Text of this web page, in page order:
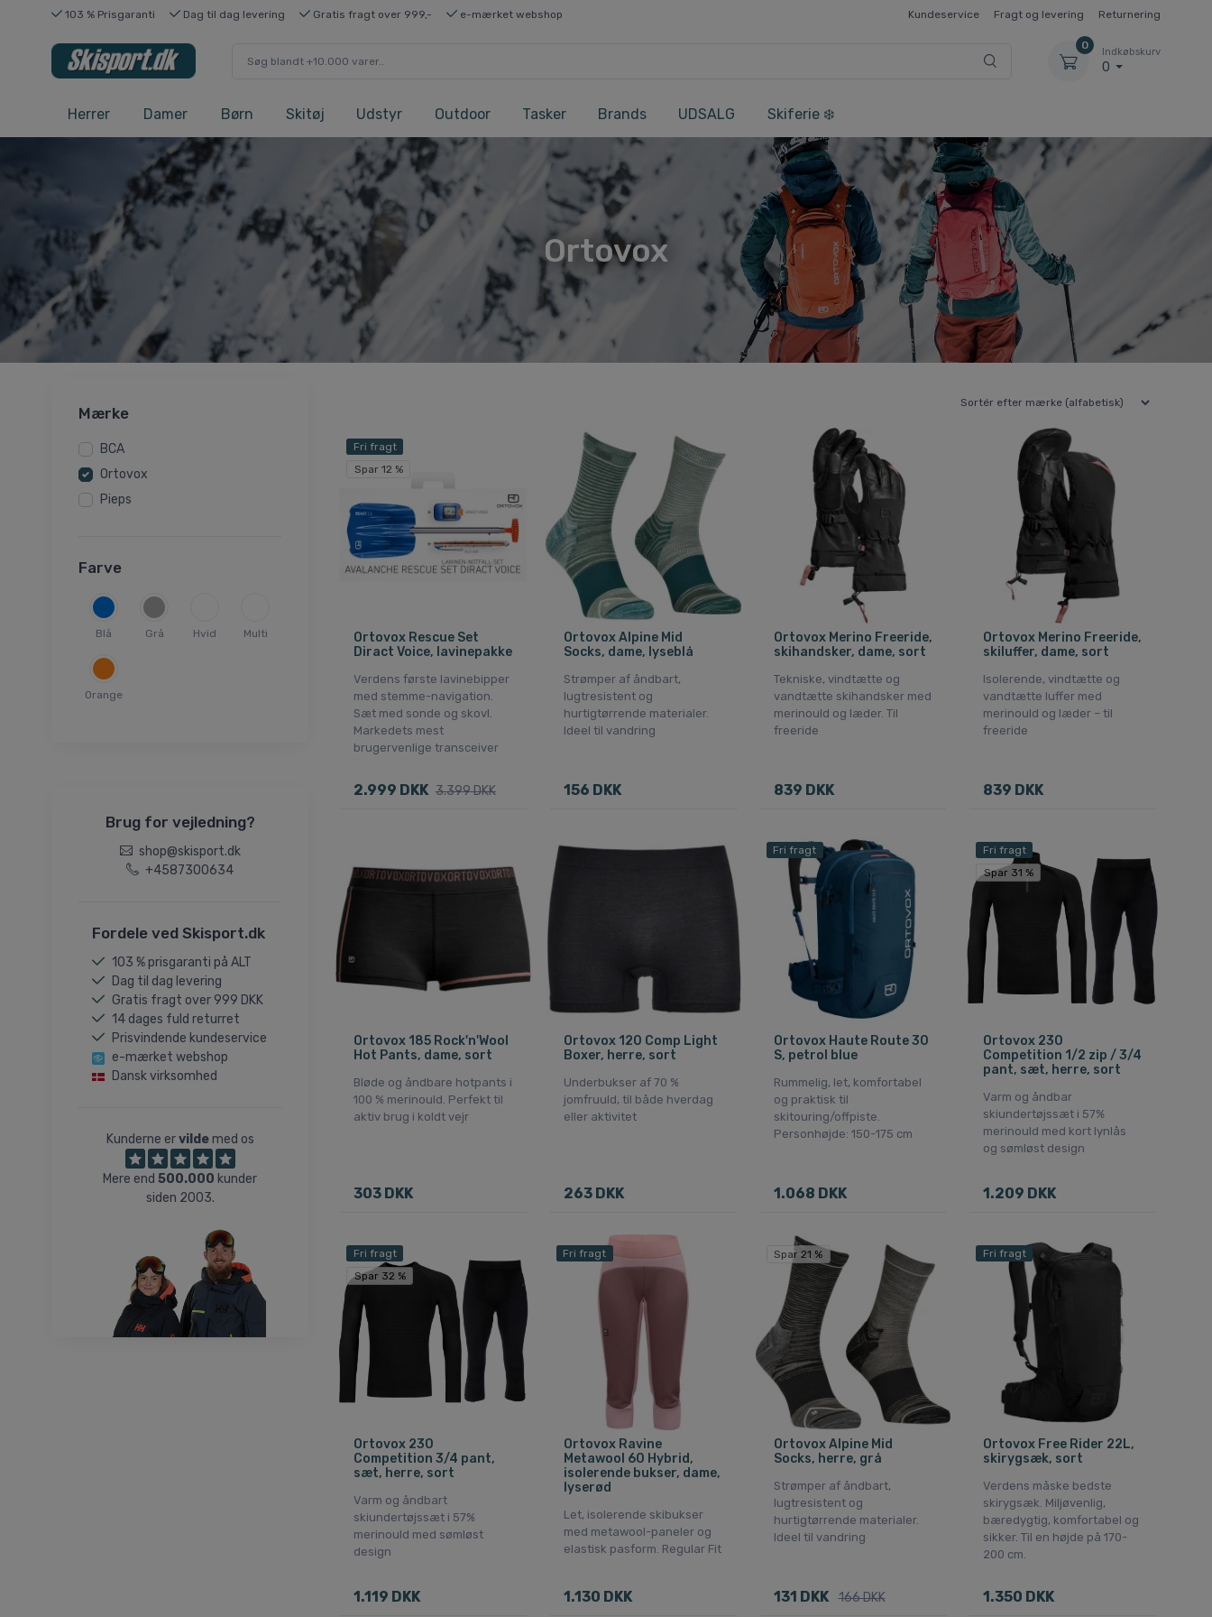
103 % Prisgaranti Dag til dag levering Gratis fragt over 999,- e-mærket webshop Kundeservice Fragt og levering Returnering
0
Indkøbskurv
0
Herrer Damer Børn Skitøj Udstyr Outdoor Tasker Brands UDSALG Skiferie ❄️
Ortovox
Mærke
BCA
Ortovox
Pieps
Farve
Blå Grå Hvid Multi
Orange
Brug for vejledning?
shop@skisport.dk
+4587300634
Fordele ved Skisport.dk
103 % prisgaranti på ALT
Dag til dag levering
Gratis fragt over 999 DKK
14 dages fuld returret
Prisvindende kundeservice
e-mærket webshop
Dansk virksomhed
Kunderne ervildemed os
Mere end 500.000 kunder
siden 2003.
Fri fragt
Spar 12 %
Ortovox Rescue Set
Diract Voice, lavinepakke
Verdens første lavinebipper
med stemme-navigation.
Sæt med sonde og skovl.
Markedets mest
brugervenlige transceiver
2.999 DKK 3.399 DKK
Ortovox Alpine Mid
Socks, dame, lyseblå
Strømper af åndbart,
lugtresistent og
hurtigtørrende materialer.
Ideel til vandring
156 DKK
Ortovox Merino Freeride,
skihandsker, dame, sort
Tekniske, vindtætte og
vandtætte skihandsker med
merinould og læder. Til
freeride
839 DKK
Ortovox Merino Freeride,
skiluffer, dame, sort
Isolerende, vindtætte og
vandtætte luffer med
merinould og læder – til
freeride
839 DKK
Ortovox 185 Rock'n'Wool
Hot Pants, dame, sort
Bløde og åndbare hotpants i
100 % merinould. Perfekt til
aktiv brug i koldt vejr
303 DKK
Ortovox 120 Comp Light
Boxer, herre, sort
Underbukser af 70 %
jomfruuld, til både hverdag
eller aktivitet
263 DKK
Fri fragt
Ortovox Haute Route 30
S, petrol blue
Rummelig, let, komfortabel
og praktisk til
skitouring/offpiste.
Personhøjde: 150-175 cm
1.068 DKK
Fri fragt
Spar 31 %
Ortovox 230
Competition 1/2 zip / 3/4
pant, sæt, herre, sort
Varm og åndbar
skiundertøjssæt i 57%
merinould med kort lynlås
og sømløst design
1.209 DKK
Fri fragt
Spar 32 %
Ortovox 230
Competition 3/4 pant,
sæt, herre, sort
Varm og åndbart
skiundertøjssæt i 57%
merinould med sømløst
design
1.119 DKK
Fri fragt
Ortovox Ravine
Metawool 60 Hybrid,
isolerende bukser, dame,
lyserød
Let, isolerende skibukser
med metawool-paneler og
elastisk pasform. Regular Fit
1.130 DKK
Spar 21 %
Ortovox Alpine Mid
Socks, herre, grå
Strømper af åndbart,
lugtresistent og
hurtigtørrende materialer.
Ideel til vandring
131 DKK 166 DKK
Fri fragt
Ortovox Free Rider 22L,
skirygsæk, sort
Verdens måske bedste
skirygsæk. Miljøvenlig,
bæredygtig, komfortabel og
sikker. Til en højde på 170-
200 cm.
1.350 DKK